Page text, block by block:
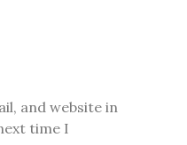
and website in
time I